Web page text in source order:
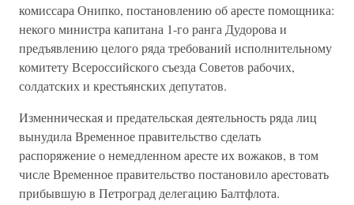
комиссара Онипко, постановлению об аресте помощника:
некого министра капитана 1-го ранга Дудорова и
предъявлению целого ряда требований исполнительному
комитету Всероссийского съезда Советов рабочих,
солдатских и крестьянских депутатов.
Изменническая и предательская деятельность ряда лиц
вынудила Временное правительство сделать
распоряжение о немедленном аресте их вожаков, в том
числе Временное правительство постановило арестовать
прибывшую в Петроград делегацию Балтфлота.